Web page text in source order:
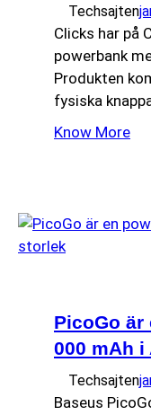
Techsajten
Clicks har på
powerbank
Produkten
fysiska
Know More
PicoGo är
000 mAh
Techsajten
Baseus